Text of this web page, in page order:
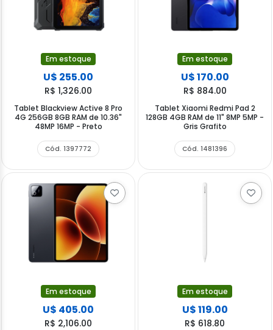
Em estoque
U$ 255.00
R$ 1,326.00
Tablet Blackview Active 8 Pro
4G 256GB 8GB RAM de 10.36"
48MP 16MP - Preto
Cód. 1397772
Em estoque
U$ 170.00
R$ 884.00
Tablet Xiaomi Redmi Pad 2
128GB 4GB RAM de 11" 8MP 5MP -
Gris Grafito
Cód. 1481396
Em estoque
U$ 405.00
R$ 2,106.00
Em estoque
U$ 119.00
R$ 618.80